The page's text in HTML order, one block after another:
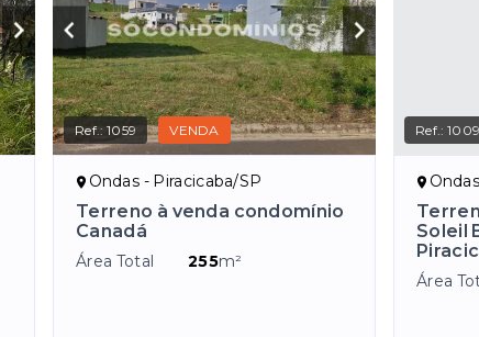
Ref.:1059 VENDA
Ondas - Piracicaba/SP
Terreno à venda condomínio
Canadá
Área Total 255m²
Ref.:1009
Soleil
Área